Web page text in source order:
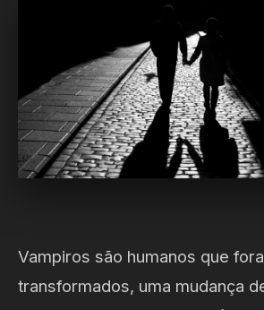
Vampiros são humanos que
transformados, uma mudança